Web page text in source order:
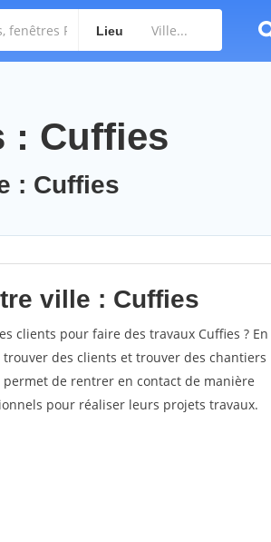
Lieu
: Cuffies
: Cuffies
ville : Cuffies
clients pour faire des travaux Cuffies ? En
des clients et trouver des chantiers
de rentrer en contact de manière
pour réaliser leurs projets travaux.